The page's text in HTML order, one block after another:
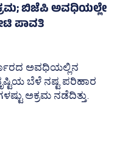
ಬಿಜೆಪಿ ಅವಧಿಯಲ್ಲೇ
ಪಾವತಿ
ಅವಧಿಯಲ್ಲಿನ
ಬೆಳೆ ನಷ್ಟ ಪರಿಹಾರ
ಅಕ್ರಮ ನಡೆದಿತ್ತು.